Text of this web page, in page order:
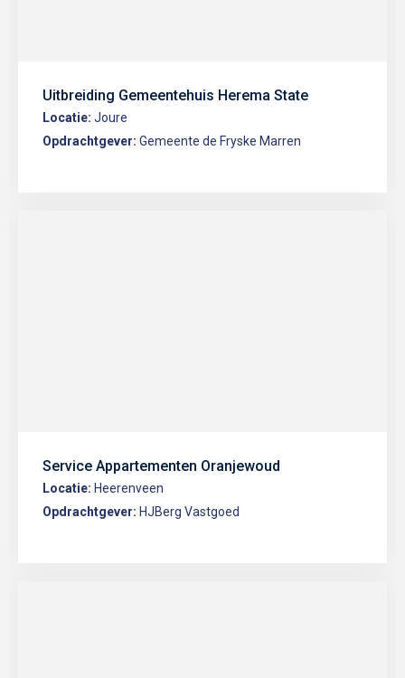
Uitbreiding Gemeentehuis Herema State
Locatie: Joure
Opdrachtgever: Gemeente de Fryske Marren
Service Appartementen Oranjewoud
Locatie: Heerenveen
Opdrachtgever: HJBerg Vastgoed